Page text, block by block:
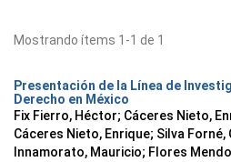
Mostrando ítems 1-1 de 1
Presentación de la Línea de
Derecho en México
Fix Fierro, Héctor; Cáceres Nieto,
Cáceres Nieto, Enrique; Silva Forné,
Innamorato, Mauricio; Flores